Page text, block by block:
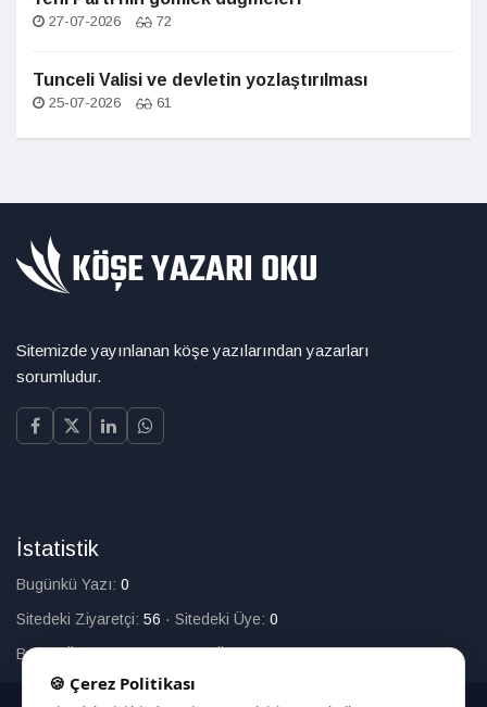
27-07-2026 72
Tunceli Valisi ve devletin yozlaştırılması
25-07-2026 61
Sitemizde yayınlanan köşe yazılarından yazarları
sorumludur.
İstatistik
Bugünkü Yazı: 0
Sitedeki Ziyaretçi: 56 · Sitedeki Üye: 0
Bugün Üye Olan:0·Toplam Üye:226
🍪 Çerez Politikası